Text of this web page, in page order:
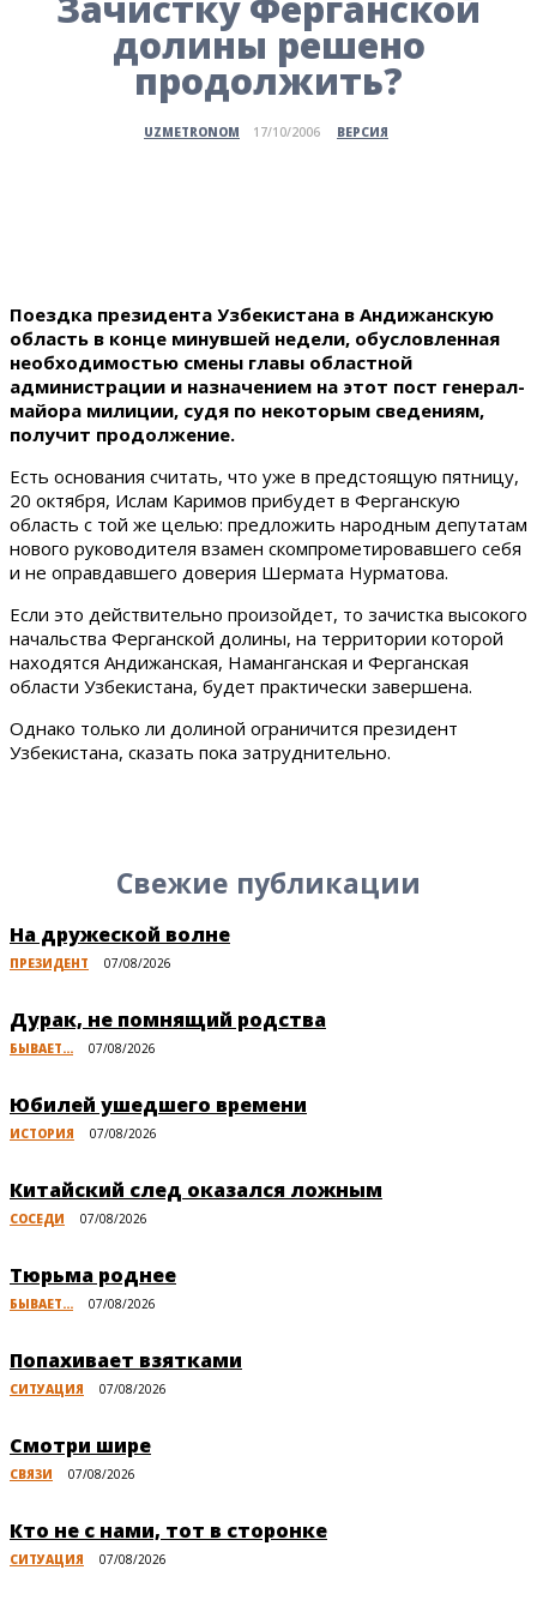
долины решено
продолжить?
UZMETRONOM 17/10/2006 ВЕРСИЯ
Поездка президента Узбекистана в Андижанскую
область в конце минувшей недели, обусловленная
необходимостью смены главы областной
администрации и назначением на этот пост генерал-
майора милиции, судя по некоторым сведениям,
получит продолжение.
Есть основания считать, что уже в предстоящую пятницу,
20 октября, Ислам Каримов прибудет в Ферганскую
область с той же целью: предложить народным депутатам
нового руководителя взамен скомпрометировавшего себя
и не оправдавшего доверия Шермата Нурматова.
Если это действительно произойдет, то зачистка высокого
начальства Ферганской долины, на территории которой
находятся Андижанская, Наманганская и Ферганская
области Узбекистана, будет практически завершена.
Однако только ли долиной ограничится президент
Узбекистана, сказать пока затруднительно.
Свежие публикации
На дружеской волне
ПРЕЗИДЕНТ 07/08/2026
Дурак, не помнящий родства
БЫВАЕТ... 07/08/2026
Юбилей ушедшего времени
ИСТОРИЯ 07/08/2026
Китайский след оказался ложным
СОСЕДИ 07/08/2026
Тюрьма роднее
БЫВАЕТ... 07/08/2026
Попахивает взятками
СИТУАЦИЯ 07/08/2026
Смотри шире
СВЯЗИ 07/08/2026
Кто не с нами, тот в сторонке
СИТУАЦИЯ 07/08/2026